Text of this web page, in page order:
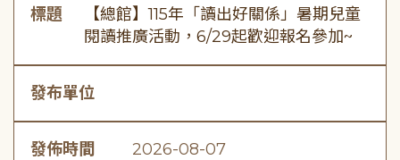
標題
【總館】115年「讀出好關係」暑期兒童
閱讀推廣活動，6/29起歡迎報名參加~
發布單位
發佈時間 2026-08-07